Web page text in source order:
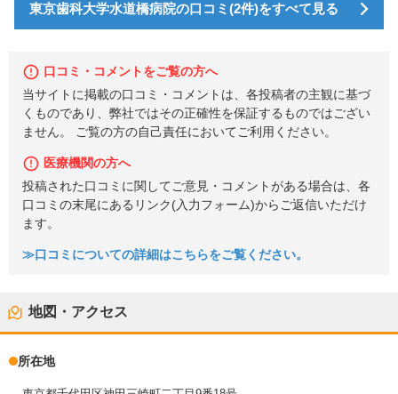
東京歯科大学水道橋病院の口コミ(2件)をすべて見る
口コミ・コメントをご覧の方へ
当サイトに掲載の口コミ・コメントは、各投稿者の主観に基づ
くものであり、弊社ではその正確性を保証するものではござい
ません。 ご覧の方の自己責任においてご利用ください。
医療機関の方へ
投稿された口コミに関してご意見・コメントがある場合は、各
口コミの末尾にあるリンク(入力フォーム)からご返信いただけ
ます。
≫口コミについての詳細はこちらをご覧ください。
地図・アクセス
所在地